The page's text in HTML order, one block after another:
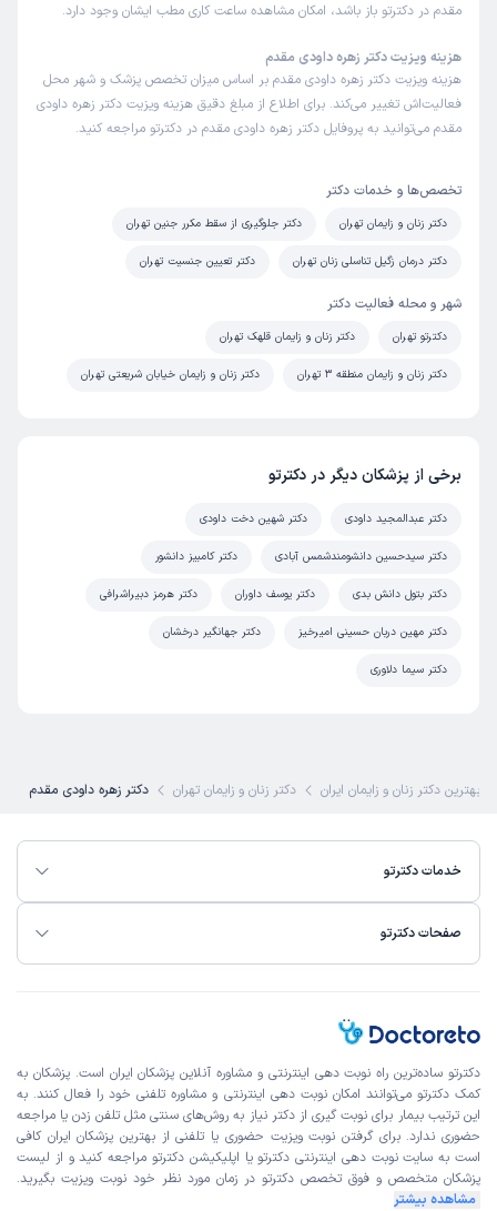
مقدم در دکترتو باز باشد، امکان مشاهده ساعت کاری مطب ایشان وجود دارد.
هزینه ویزیت دکتر زهره داودی مقدم
هزینه ویزیت دکتر زهره داودی مقدم بر اساس میزان تخصص پزشک و شهر محل
فعالیت‌اش تغییر می‌کند. برای اطلاع از مبلغ دقیق هزینه ویزیت دکتر زهره داودی
مقدم می‌توانید به پروفایل دکتر زهره داودی مقدم در دکترتو مراجعه کنید.
تخصص‌ها و خدمات دکتر
دکتر زنان و زایمان تهران دکتر جلوگیری از سقط مکرر جنین تهران
دکتر درمان زگیل تناسلی زنان تهران دکتر تعیین جنسیت تهران
شهر و محله فعالیت دکتر
دکترتو تهران دکتر زنان و زایمان قلهک تهران
دکتر زنان و زایمان منطقه 3 تهران دکتر زنان و زایمان خیابان شریعتی تهران
برخی از پزشکان دیگر در دکترتو
دکتر عبدالمجید داودی دکتر شهین دخت داودی
دکتر سیدحسین دانشومندشمس آبادی دکتر کامبیز دانشور
دکتر بتول دانش بدی دکتر یوسف داوران دکتر هرمز دبیراشرافی
دکتر مهین دربان حسینی امیرخیز دکتر جهانگیر درخشان
دکتر سیما دلاوری
بهترین دکتر زنان و زایمان ایران دکتر زنان و زایمان تهران دکتر زهره داودی مقدم
خدمات دکترتو
صفحات دکترتو
دکترتو ساده‌ترین راه نوبت‌ دهی اینترنتی و مشاوره آنلاین پزشکان ایران است. پزشکان به
کمک دکترتو می‌توانند امکان نوبت دهی اینترنتی و مشاوره تلفنی خود را فعال کنند. به
این ترتیب بیمار برای نوبت گیری از دکتر نیاز به روش‌های سنتی مثل تلفن زدن یا مراجعه
حضوری ندارد. برای گرفتن نوبت ویزیت حضوری یا تلفنی از بهترین پزشکان ایران کافی
است به سایت نوبت دهی اینترنتی دکترتو یا اپلیکیشن دکترتو مراجعه کنید و از لیست
پزشکان متخصص و فوق تخصص دکترتو در زمان مورد نظر خود نوبت ویزیت بگیرید.
مشاهده بیشتر